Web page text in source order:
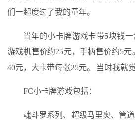
们一起度过了我的童年。
当年的小卡牌游戏卡带5块钱一
游戏机售价约25元，手柄售价约5元
40元，大卡带每张25元。 当时我就
FC小卡牌游戏包括：
魂斗罗系列、超级马里奥、管